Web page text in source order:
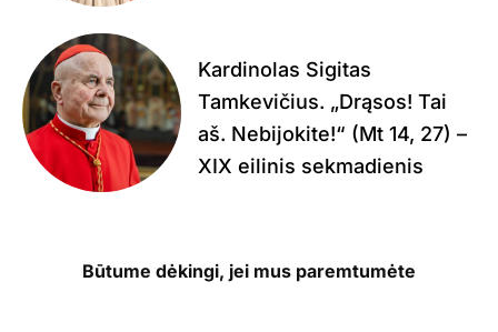
Kardinolas Sigitas
Tamkevičius. „Drąsos! Tai
aš. Nebijokite!“ (Mt 14, 27) –
XIX eilinis sekmadienis
Būtume dėkingi, jei mus paremtumėte